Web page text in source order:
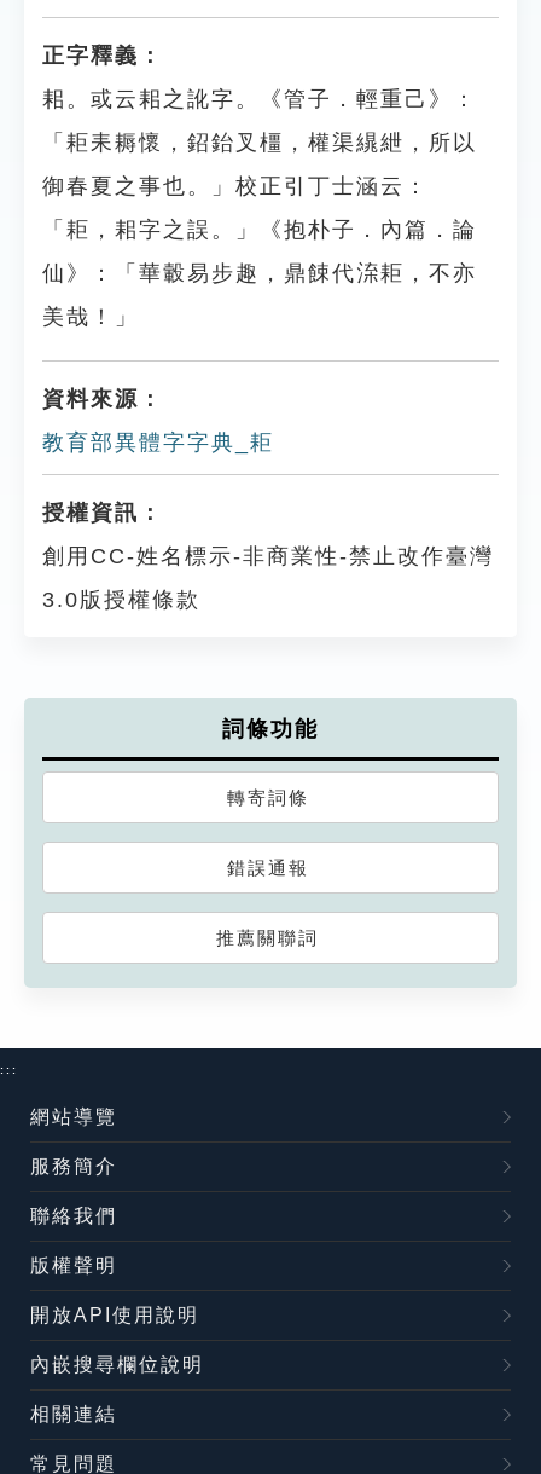
正字釋義：
耜。或云耜之訛字。《管子．輕重己》：
「耟耒耨懷，鉊鈶叉橿，權渠繉紲，所以
御春夏之事也。」校正引丁士涵云：
「耟，耜字之誤。」《抱朴子．內篇．論
仙》：「華轂易步趣，鼎餗代㳿耟，不亦
美哉！」
資料來源：
教育部異體字字典_耟
授權資訊：
創用CC-姓名標示-非商業性-禁止改作臺灣
3.0版授權條款
詞條功能
轉寄詞條
錯誤通報
推薦關聯詞
:::
網站導覽
服務簡介
聯絡我們
版權聲明
開放API使用說明
內嵌搜尋欄位說明
相關連結
常見問題